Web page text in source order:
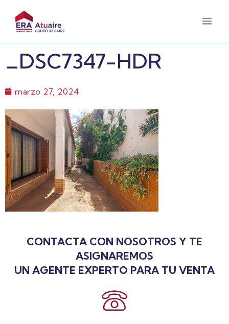
_DSC7347-HDR
marzo 27, 2024
CONTACTA CON NOSOTROS Y TE
ASIGNAREMOS
UN AGENTE EXPERTO PARA TU VENTA